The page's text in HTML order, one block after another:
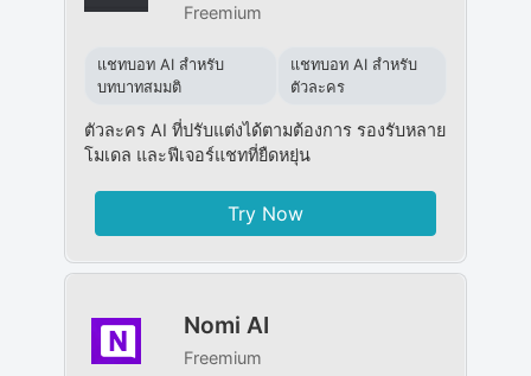
Freemium
แชทบอท AI สำหรับ
บทบาทสมมติ
แชทบอท AI สำหรับ
ตัวละคร
ตัวละคร AI ที่ปรับแต่งได้ตามต้องการ รองรับหลาย
โมเดล และฟีเจอร์แชทที่ยืดหยุ่น
Try Now
Nomi AI
Freemium